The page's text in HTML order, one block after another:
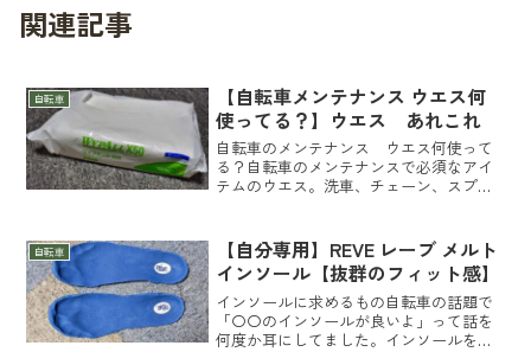
関連記事
自転車
【自転車メンテナンス ウエス何
使ってる？】ウエス あれこれ
自転車のメンテナンス ウエス何使って
る？自転車のメンテナンスで必須なアイ
テムのウエス。洗車、チェーン、スプロ
紹介します。よかったら参考にしてして
みて下さい。現在使用して...
自転車
【自分専用】REVE レーブ メルト
インソール【抜群のフィット感】
インソールに求めるもの自転車の話題で
「〇〇のインソールが良いよ」って話を
何度か耳にしてました。インソールを変